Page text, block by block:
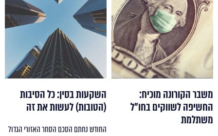
משבר הקורונה מוכיח:
החשיפה לשווקים בחו"ל
משתלמת
השקעות בסין: כל הסיבות
(הטובות) לעשות את זה
החודש נחתם הסכם הסחר האזורי הגדול